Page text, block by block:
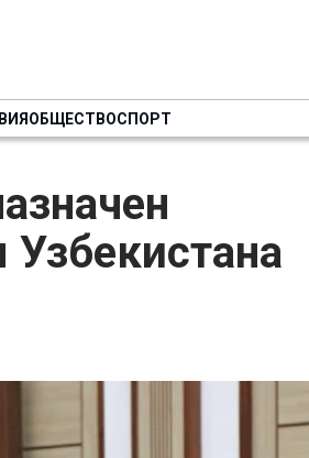
ОБЩЕСТВОСПОРТ